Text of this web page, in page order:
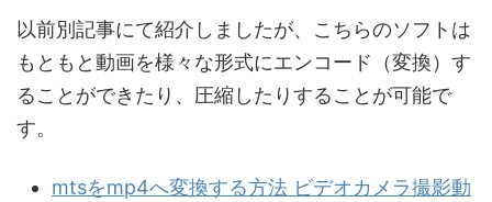
以前別記事にて紹介しましたが、こちらのソフトは
もともと動画を様々な形式にエンコード（変換）す
ることができたり、圧縮したりすることが可能で
す。
mtsをmp4へ変換する方法 ビデオカメラ撮影動